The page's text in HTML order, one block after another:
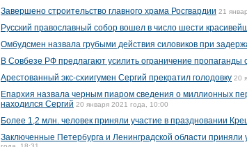
Завершено строительство главного храма Росгвардии 21
Русский православный собор вошел в число шести
Омбудсмен назвала грубыми действия силовиков при
В Совбезе РФ предлагают усилить ограничение пропаганды
Арестованный экс-схиигумен Сергий прекратил голодовку 20
Епархия назвала черным пиаром сведения о миллионных
находился Сергий 20 января 2021 года, 10:00
Более 1,2 млн. человек приняли участие в праздновании
Заключенные Петербурга и Ленинградской области приняли